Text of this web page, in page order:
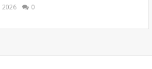
2026 0